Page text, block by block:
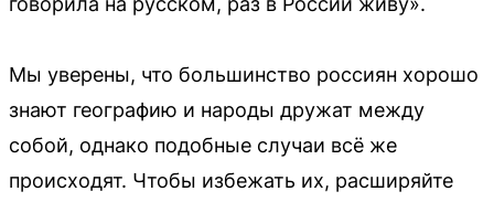
Мы уверены, что большинство россиян хорошо
знают географию и народы дружат между
собой, однако подобные случаи всё же
происходят. Чтобы избежать их, расширяйте